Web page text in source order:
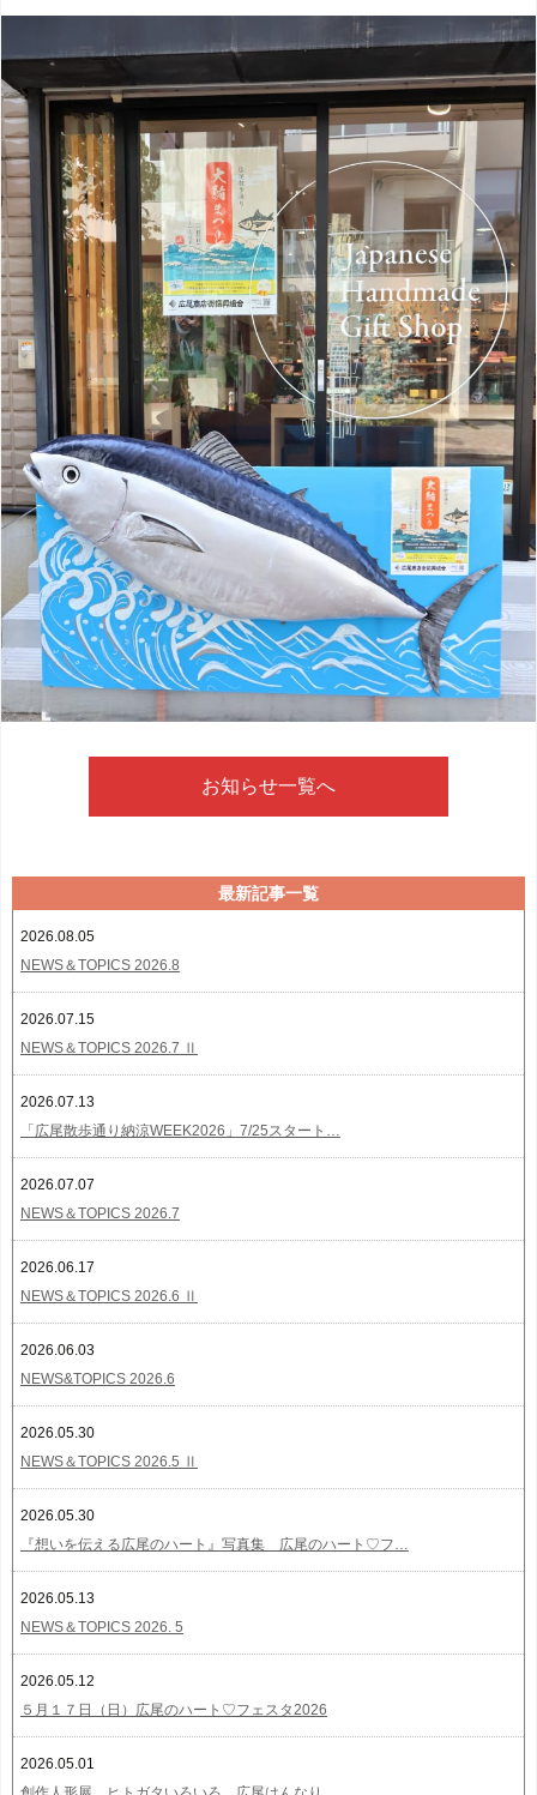
お知らせ一覧へ
最新記事一覧
2026.08.05
NEWS＆TOPICS 2026.8
2026.07.15
NEWS＆TOPICS 2026.7 Ⅱ
2026.07.13
「広尾散歩通り納涼WEEK2026」7/25スタート…
2026.07.07
NEWS＆TOPICS 2026.7
2026.06.17
NEWS＆TOPICS 2026.6 Ⅱ
2026.06.03
NEWS&TOPICS 2026.6
2026.05.30
NEWS＆TOPICS 2026.5 Ⅱ
2026.05.30
『想いを伝える広尾のハート』写真集 広尾のハート♡フ…
2026.05.13
NEWS＆TOPICS 2026. 5
2026.05.12
５月１７日（日）広尾のハート♡フェスタ2026
2026.05.01